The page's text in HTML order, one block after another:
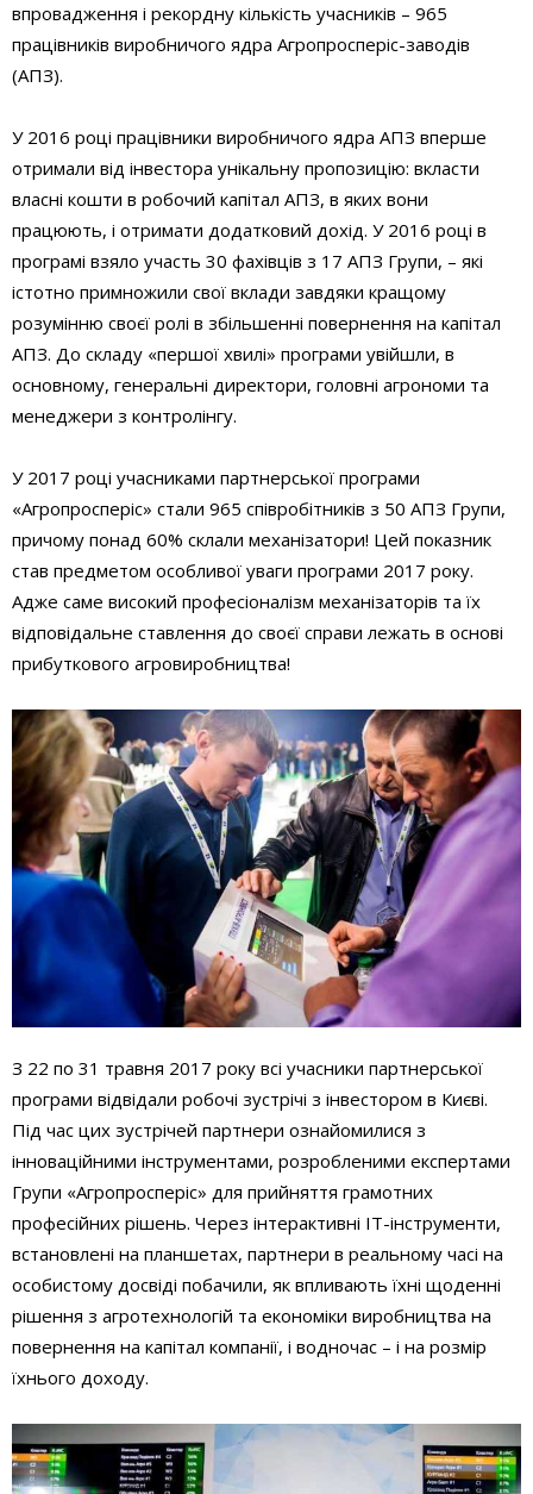
впровадження і рекордну кількість учасників – 965
працівників виробничого ядра Агропросперіс-заводів
(АПЗ).
У 2016 році працівники виробничого ядра АПЗ вперше
отримали від інвестора унікальну пропозицію: вкласти
власні кошти в робочий капітал АПЗ, в яких вони
працюють, і отримати додатковий дохід. У 2016 році в
програмі взяло участь 30 фахівців з 17 АПЗ Групи, – які
істотно примножили свої вклади завдяки кращому
розумінню своєї ролі в збільшенні повернення на капітал
АПЗ. До складу «першої хвилі» програми увійшли, в
основному, генеральні директори, головні агрономи та
менеджери з контролінгу.
У 2017 році учасниками партнерської програми
«Агропросперіс» стали 965 співробітників з 50 АПЗ Групи,
причому понад 60% склали механізатори! Цей показник
став предметом особливої уваги програми 2017 року.
Адже саме високий професіоналізм механізаторів та їх
відповідальне ставлення до своєї справи лежать в основі
прибуткового агровиробництва!
З 22 по 31 травня 2017 року всі учасники партнерської
програми відвідали робочі зустрічі з інвестором в Києві.
Під час цих зустрічей партнери ознайомилися з
інноваційними інструментами, розробленими експертами
Групи «Агропросперіс» для прийняття грамотних
професійних рішень. Через інтерактивні ІТ-інструменти,
встановлені на планшетах, партнери в реальному часі на
особистому досвіді побачили, як впливають їхні щоденні
рішення з агротехнологій та економіки виробництва на
повернення на капітал компанії, і водночас – і на розмір
їхнього доходу.